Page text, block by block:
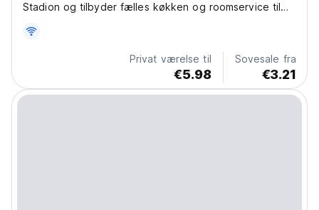
Stadion og tilbyder fælles køkken og roomservice til
Privat værelse til
€5.98
Sovesale fra
€3.21